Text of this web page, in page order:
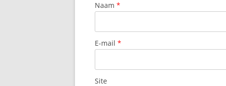
Naam *
E-mail *
Site